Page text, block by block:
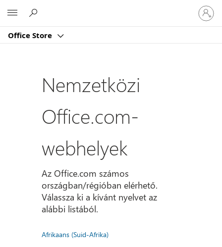
Office Store
be
a
Nemzetközi
Office.com-
webhelyek
Az Office.com számos
országban/régióban elérhető.
Válassza ki a kívánt nyelvet az
alábbi listából.
Afrikaans (Suid-Afrika)